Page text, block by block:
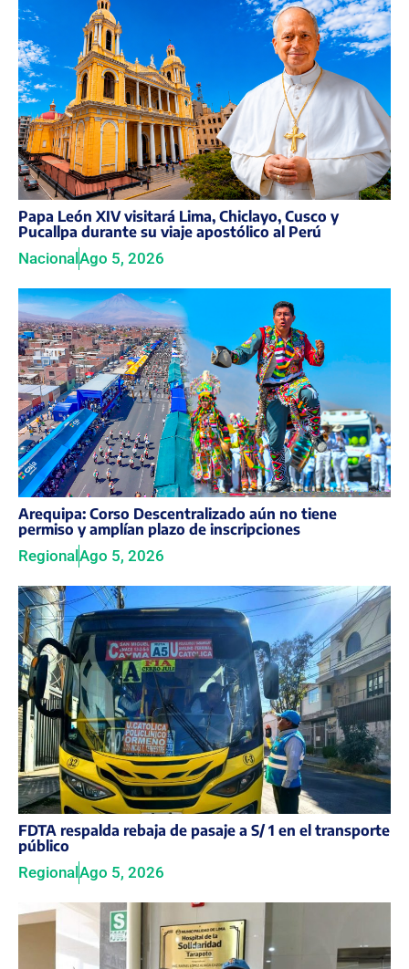
Papa León XIV visitará Lima, Chiclayo, Cusco y
Pucallpa durante su viaje apostólico al Perú
NacionalAgo 5, 2026
Arequipa: Corso Descentralizado aún no tiene
permiso y amplían plazo de inscripciones
Regional Ago 5, 2026
FDTA respalda rebaja de pasaje a S/ 1 en el transporte
público
Regional Ago 5, 2026